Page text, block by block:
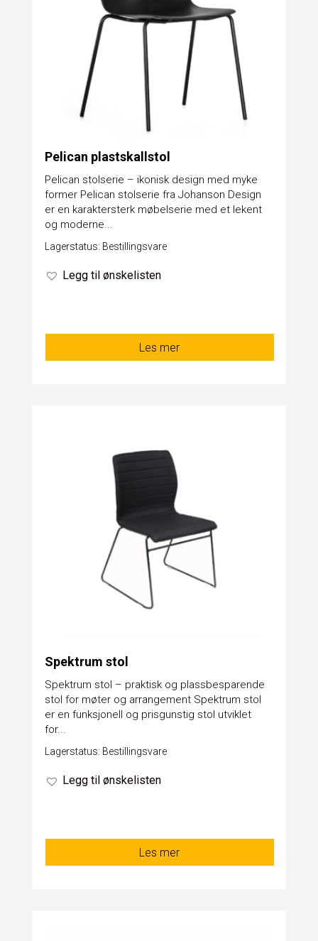
Pelican plastskallstol
Pelican stolserie – ikonisk design med myke
former Pelican stolserie fra Johanson Design
er en karaktersterk møbelserie med et lekent
og moderne...
Lagerstatus: Bestillingsvare
Legg til ønskelisten
Les mer
Spektrum stol
Spektrum stol – praktisk og plassbesparende
stol for møter og arrangement Spektrum stol
er en funksjonell og prisgunstig stol utviklet
for...
Lagerstatus: Bestillingsvare
Legg til ønskelisten
Les mer